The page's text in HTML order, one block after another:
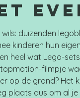
duizenden
kinderen hun
heel wat Lego-
filmpje
op de grond? Het
plaats dus om al